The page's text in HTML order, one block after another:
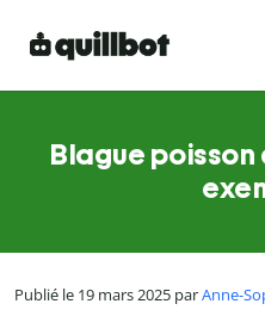
Blague poisson
Publié le 19 mars 2025 parAnne-